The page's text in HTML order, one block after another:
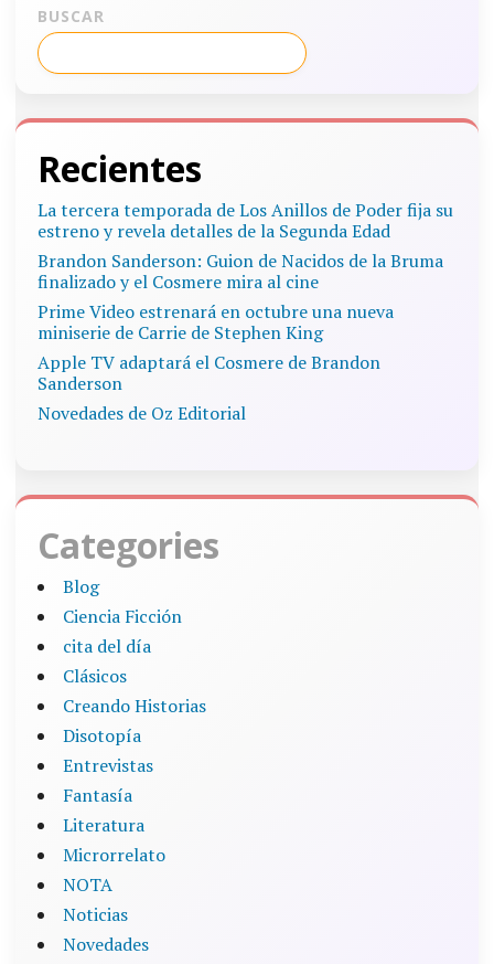
BUSCAR
Recientes
La tercera temporada de Los Anillos de Poder fija su
estreno y revela detalles de la Segunda Edad
Brandon Sanderson: Guion de Nacidos de la Bruma
finalizado y el Cosmere mira al cine
Prime Video estrenará en octubre una nueva
miniserie de Carrie de Stephen King
Apple TV adaptará el Cosmere de Brandon
Sanderson
Novedades de Oz Editorial
Categories
Blog
Ciencia Ficción
cita del día
Clásicos
Creando Historias
Disotopía
Entrevistas
Fantasía
Literatura
Microrrelato
NOTA
Noticias
Novedades